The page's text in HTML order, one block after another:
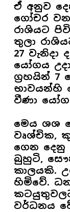
ඒ අනුව
ගෝචර වන
රාශියට
තුලා
27
යෝගය
ග්‍රහයින් 7
භාවයන්හි
වීණා
මෙය ශශ
වෘශ්චික,
ගෙන
බුහුටි,
කාලයකි.
හිමිවේ.
වර්ධනය